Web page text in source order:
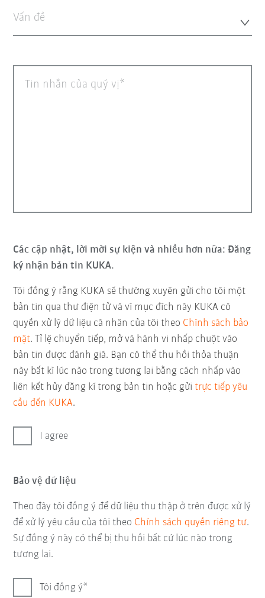
Vấn đề
Tin nhắn của quý vị
Các cập nhật, lời mời sự kiện và nhiều hơn nữa: Đăng
ký nhận bản tin KUKA.
Tôi đồng ý rằng KUKA sẽ thường xuyên gửi cho tôi một
bản tin qua thư điện tử và vì mục đích này KUKA có
quyền xử lý dữ liệu cá nhân của tôi theo Chính sách bảo
mật. Tỉ lệ chuyển tiếp, mở và hành vi nhấp chuột vào
bản tin được đánh giá. Bạn có thể thu hồi thỏa thuận
này bất kì lúc nào trong tương lai bằng cách nhấp vào
liên kết hủy đăng kí trong bản tin hoặc gửitrực tiếp yêu
cầu đến KUKA.
I agree
Bảo vệ dữ liệu
Theo đây tôi đồng ý để dữ liệu thu thập ở trên được xử lý
để xử lý yêu cầu của tôi theo Chính sách quyền riêng tư.
Sự đồng ý này có thể bị thu hồi bất cứ lúc nào trong
tương lai.
Tôi đồng ý